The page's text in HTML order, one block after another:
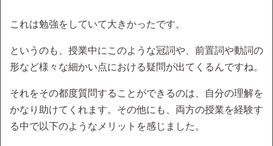
これは勉強をしていて大きかったです。
というのも、授業中にこのような冠詞や、前置詞や動詞の
形など様々な細かい点における疑問が出てくるんですね。
それをその都度質問することができるのは、自分の理解を
かなり助けてくれます。その他にも、両方の授業を経験す
る中で以下のようなメリットを感じました。